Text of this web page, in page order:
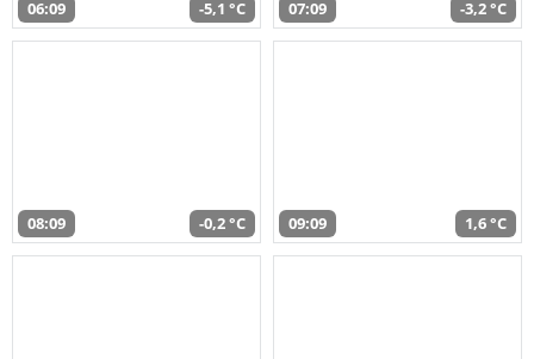
06:09 -5,1 °C 07:09 -3,2 °C
08:09 -0,2 °C 09:09 1,6 °C